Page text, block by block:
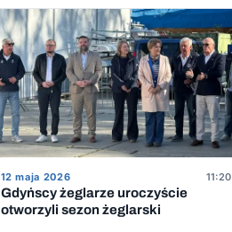
12 maja 2026 11:20
Gdyńscy żeglarze uroczyście
otworzyli sezon żeglarski